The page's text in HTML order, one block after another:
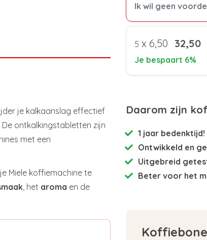
je kalkaanslag effectief
De ontkalkingstabletten zijn
met een
Miele koffiemachine te
, het aroma en de
Ik wil geen
5 x 6,50 32,50
Je bespaart 6%
Daarom zijn
1 jaar bedenktijd!
Ontwikkeld en
Uitgebreid
Beter voor het